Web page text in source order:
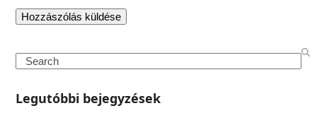
Legutóbbi bejegyzések